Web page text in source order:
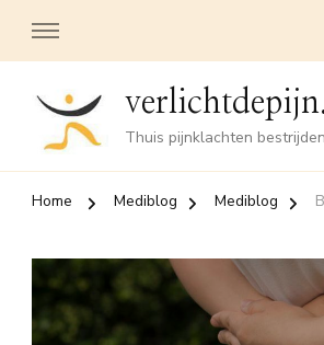
Thuis pijnklachten bestrijden
Home Mediblog Mediblog